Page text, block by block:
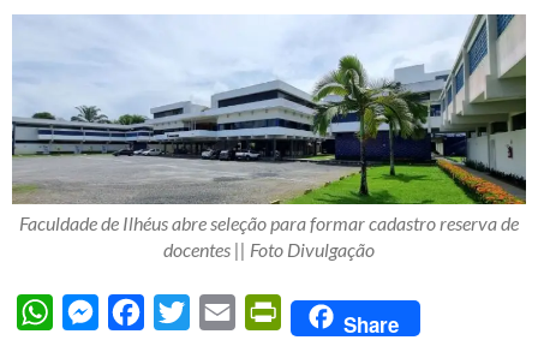
Faculdade de Ilhéus abre seleção para formar cadastro reserva de
docentes || Foto Divulgação
WhatsAppMessengerFacebook
Twitter Email PrintFriendly
Share